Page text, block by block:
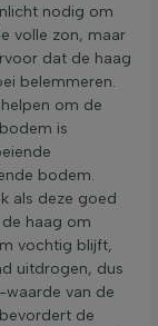
nodig om
volle zon, maar
dat de haag
belemmeren.
om de
is
bodem.
als deze goed
haag om
vochtig blijft,
uitdrogen, dus
waarde van de
de